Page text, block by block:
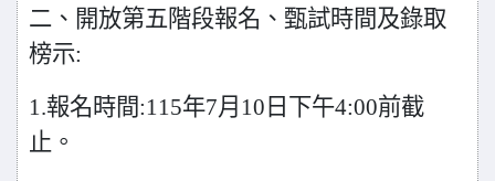
二、開放第五階段報名、甄試時間及錄取
榜示:
1.報名時間:115年7月10日下午4:00前截
止。